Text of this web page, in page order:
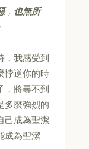
， 也無所
，我感受到
悖逆你的時
，將尋不到
多麼強烈的
己成為聖潔
成為聖潔